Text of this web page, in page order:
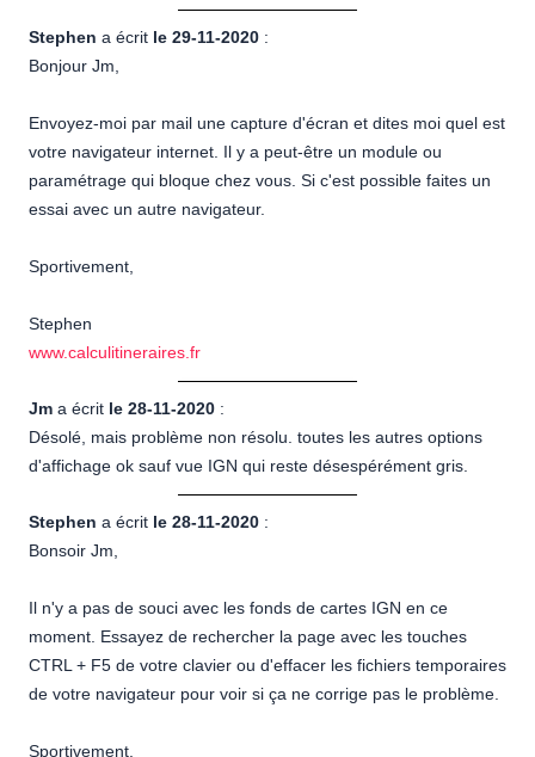
Stephen a écrit le 29-11-2020 :
Bonjour Jm,
Envoyez-moi par mail une capture d'écran et dites moi quel est
votre navigateur internet. Il y a peut-être un module ou
paramétrage qui bloque chez vous. Si c'est possible faites un
essai avec un autre navigateur.
Sportivement,
Stephen
www.calculitineraires.fr
Jm a écrit le 28-11-2020 :
Désolé, mais problème non résolu. toutes les autres options
d'affichage ok sauf vue IGN qui reste désespérément gris.
Stephen a écrit le 28-11-2020 :
Bonsoir Jm,
Il n'y a pas de souci avec les fonds de cartes IGN en ce
moment. Essayez de rechercher la page avec les touches
CTRL + F5 de votre clavier ou d'effacer les fichiers temporaires
de votre navigateur pour voir si ça ne corrige pas le problème.
Sportivement,